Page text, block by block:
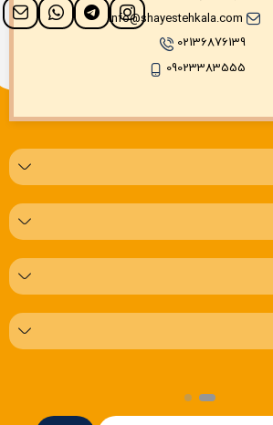
info@shayestehkala.com
02136876139
09023383555